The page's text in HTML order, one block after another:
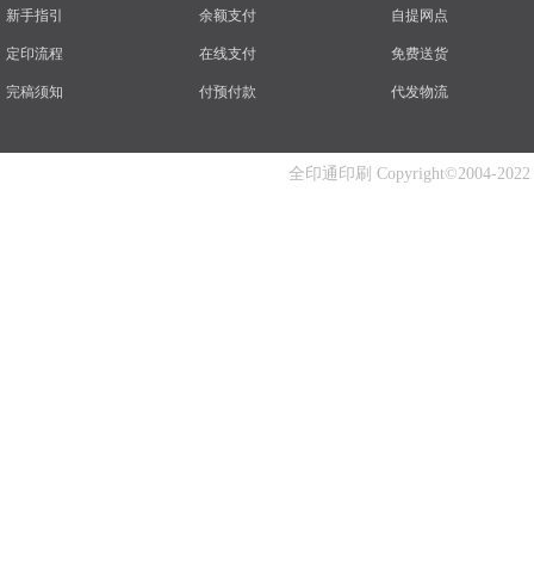
新手指引
定印流程
完稿须知
余额支付
在线支付
付预付款
自提网点
免费送货
代发物流
全印通印刷 Copyright©2004-2022